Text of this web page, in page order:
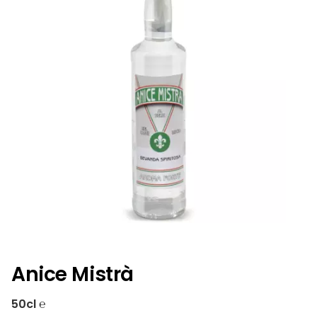
Anice Mistrà
50cl ℮